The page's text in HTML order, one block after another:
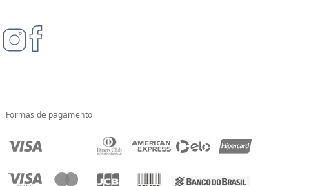
Formas de pagamento